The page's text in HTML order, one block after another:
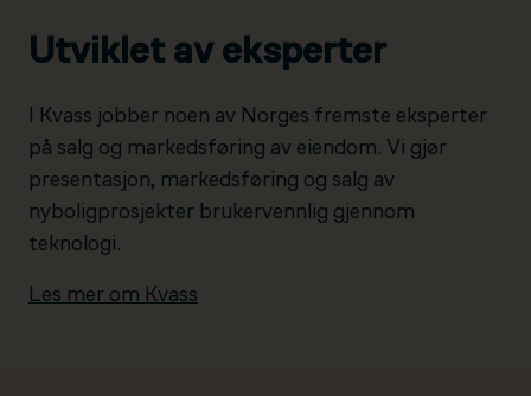
Utviklet av eksperter
I Kvass jobber noen av Norges fremste eksperter
på salg og markedsføring av eiendom. Vi gjør
presentasjon, markedsføring og salg av
nyboligprosjekter brukervennlig gjennom
teknologi.
Les mer om Kvass